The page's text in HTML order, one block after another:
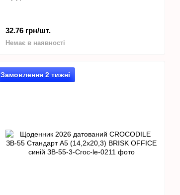
32.76 грн/шт.
Немає в наявності
Замовлення 2 тижні